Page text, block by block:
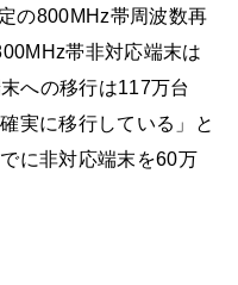
の800MHz帯周波数再
帯非対応端末は
への移行は117万台
実に移行している」と
に非対応端末を60万